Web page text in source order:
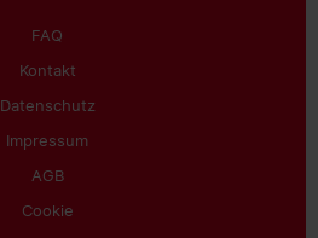
FAQ
Kontakt
Datenschutz
Impressum
AGB
Cookie